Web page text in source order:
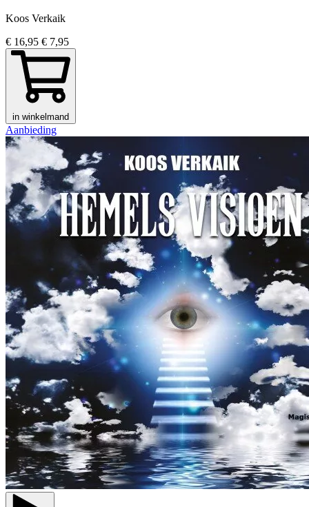
Koos Verkaik
€ 16,95 € 7,95
in winkelmand
Aanbieding